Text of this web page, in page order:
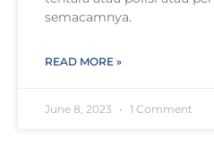
semacamnya.
READ MORE »
June 8, 2023 1 Comment